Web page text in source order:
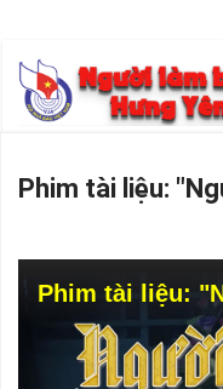
Phim tài liệu:
Phim tài liệu: